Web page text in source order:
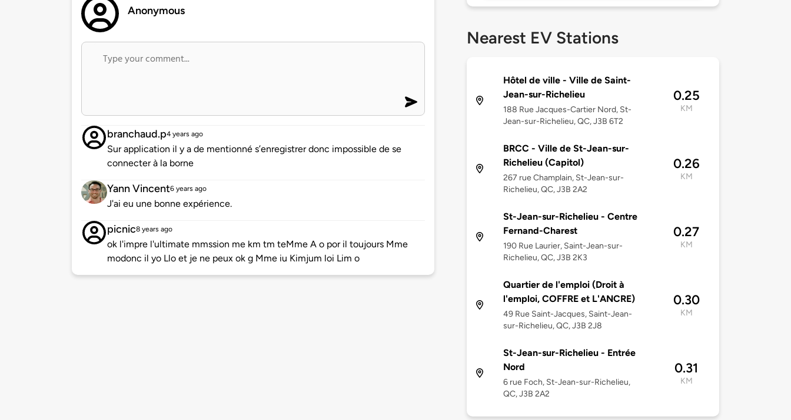
Anonymous
branchaud.p4 years ago
Sur application il y a de mentionné s’enregistrer donc impossible de se
connecter à la borne
Yann Vincent6 years ago
J'ai eu une bonne expérience.
picnic8 years ago
ok l'impre l'ultimate mmssion me km tm teMme A o por il toujours Mme
modonc il yo Llo et je ne peux ok g Mme iu Kimjum loi Lim o
Nearest EV Stations
Hôtel de ville - Ville de Saint-
Jean-sur-Richelieu
188 Rue Jacques-Cartier Nord, St-
Jean-sur-Richelieu, QC, J3B 6T2
0.25
KM
BRCC - Ville de St-Jean-sur-
Richelieu (Capitol)
267 rue Champlain, St-Jean-sur-
Richelieu, QC, J3B 2A2
0.26
KM
St-Jean-sur-Richelieu - Centre
Fernand-Charest
190 Rue Laurier, Saint-Jean-sur-
Richelieu, QC, J3B 2K3
0.27
KM
Quartier de l'emploi (Droit à
l'emploi, COFFRE et L'ANCRE)
49 Rue Saint-Jacques, Saint-Jean-
sur-Richelieu, QC, J3B 2J8
0.30
KM
St-Jean-sur-Richelieu - Entrée
Nord
6 rue Foch, St-Jean-sur-Richelieu,
QC, J3B 2A2
0.31
KM